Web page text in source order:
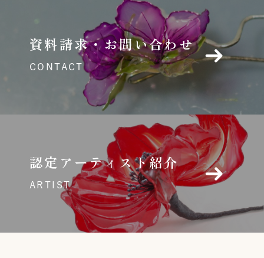
資料請求・お問い合わせ
CONTACT
認定アーティスト紹介
ARTIST